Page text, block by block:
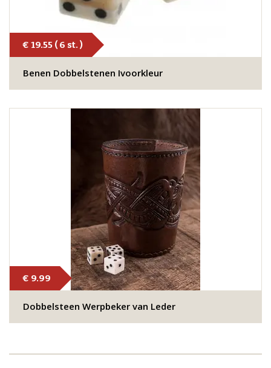
€ 19.55 ( 6 st. )
Benen Dobbelstenen Ivoorkleur
€ 9.99
Dobbelsteen Werpbeker van Leder